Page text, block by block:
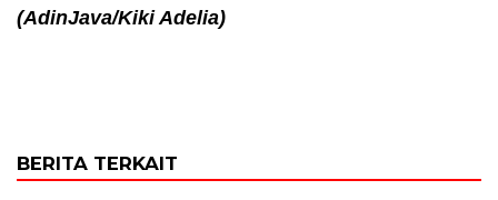
(AdinJava/Kiki Adelia)
BERITA TERKAIT